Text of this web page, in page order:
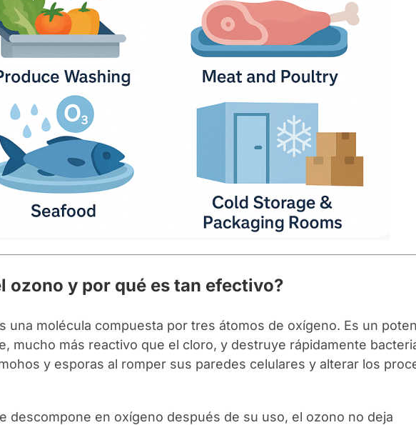
ozono y por qué es tan efectivo?
una molécula compuesta por tres átomos de oxígeno. Es un
mucho más reactivo que el cloro, y destruye rápidamente
y esporas al romper sus paredes celulares y alterar los
descompone en oxígeno después de su uso, el ozono no deja